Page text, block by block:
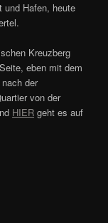
und Hafen, heute
Kreuzberg
eben mit dem
der
von der
HIER geht es auf